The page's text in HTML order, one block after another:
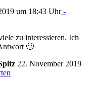
um 18:43 Uhr-
zu interessieren. Ich
🙂
22. November 2019